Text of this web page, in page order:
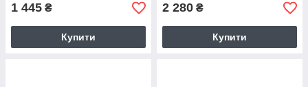
1 445 ₴
Купити
2 280 ₴
Купити